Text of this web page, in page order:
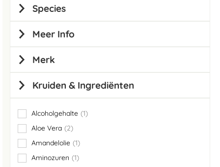
Species
Meer Info
Merk
Kruiden & Ingrediënten
Alcoholgehalte 1
item
Aloe Vera
2
items
Amandelolie 1
item
Aminozuren
1
item